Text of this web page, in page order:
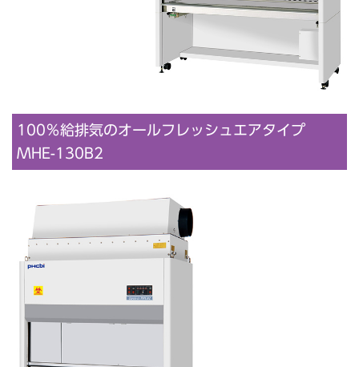
100％給排気のオールフレッシュエアタイプ
MHE-130B2